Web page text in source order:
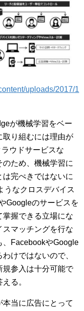
uploads/2017/1
が機械学習をベー
取り組むには理由が
ウドサービスな
ため、機械学習に
完ぺきではないに
うなクロスデバイス
Googleのサービスを
握できる立場にな
マッチングを行な
、FacebookやGoogle
けではないので、
規参入は十分可能で
る。
当に広告にとって